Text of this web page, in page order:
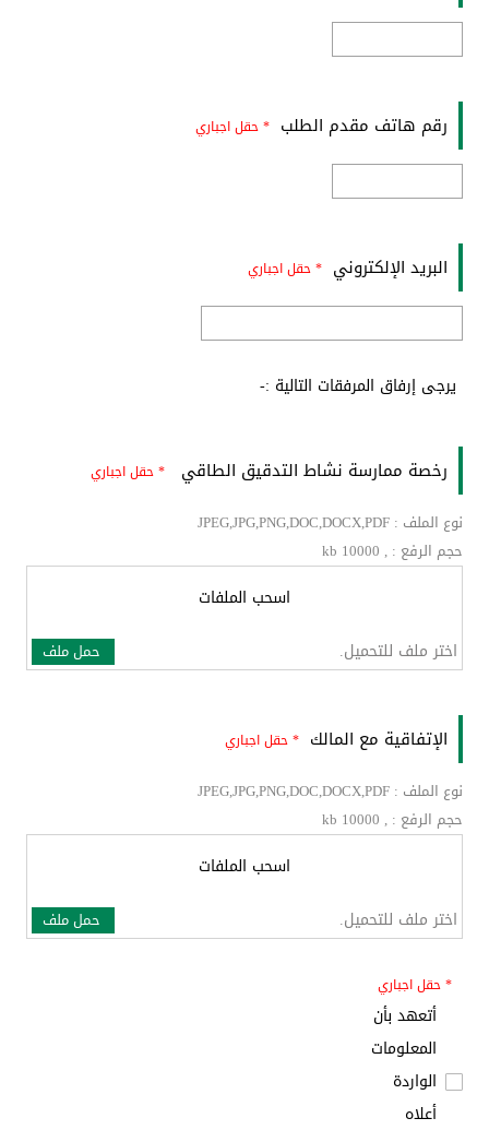
رقم هاتف مقدم الطلب * حقل اجباري
البريد الإلكتروني * حقل اجباري
يرجى إرفاق المرفقات التالية :-
رخصة ممارسة نشاط التدقيق الطاقي * حقل اجباري
حجم الرفع : , kb 10000
نوع الملف : JPEG,JPG,PNG,DOC,DOCX,PDF
اسحب الملفات
حمل ملف اختر ملف للتحميل.
الإتفاقية مع المالك * حقل اجباري
حجم الرفع : , kb 10000
نوع الملف : JPEG,JPG,PNG,DOC,DOCX,PDF
اسحب الملفات
حمل ملف اختر ملف للتحميل.
* حقل اجباري
أتعهد بأن
المعلومات
الواردة
أعلاه